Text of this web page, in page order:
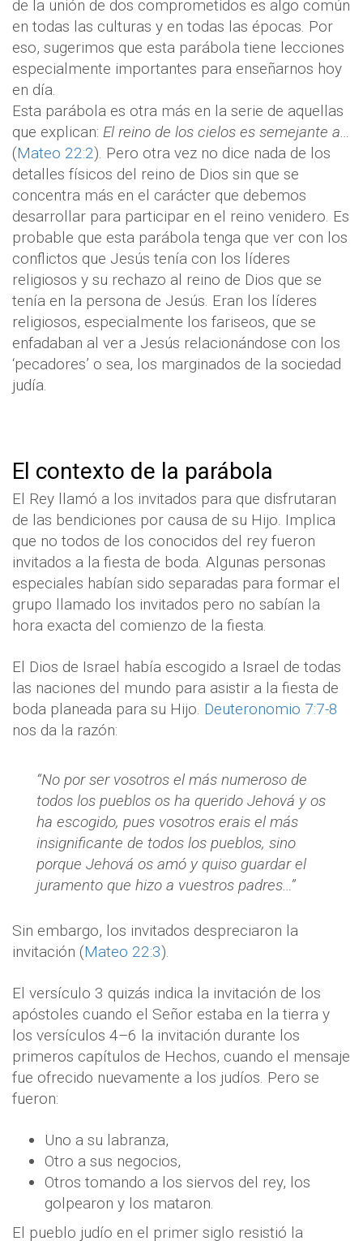
de la unión de dos comprometidos es algo común
en todas las culturas y en todas las épocas. Por
eso, sugerimos que esta parábola tiene lecciones
especialmente importantes para enseñarnos hoy
en día.
Esta parábola es otra más en la serie de aquellas
que explican: El reino de los cielos es semejante a…
(Mateo 22:2). Pero otra vez no dice nada de los
detalles físicos del reino de Dios sin que se
concentra más en el carácter que debemos
desarrollar para participar en el reino venidero. Es
probable que esta parábola tenga que ver con los
conflictos que Jesús tenía con los líderes
religiosos y su rechazo al reino de Dios que se
tenía en la persona de Jesús. Eran los líderes
religiosos, especialmente los fariseos, que se
enfadaban al ver a Jesús relacionándose con los
‘pecadores’ o sea, los marginados de la sociedad
judía.
El contexto de la parábola
El Rey llamó a los invitados para que disfrutaran
de las bendiciones por causa de su Hijo. Implica
que no todos de los conocidos del rey fueron
invitados a la fiesta de boda. Algunas personas
especiales habían sido separadas para formar el
grupo llamado los invitados pero no sabían la
hora exacta del comienzo de la fiesta.
El Dios de Israel había escogido a Israel de todas
las naciones del mundo para asistir a la fiesta de
boda planeada para su Hijo. Deuteronomio 7:7-8
nos da la razón:
“No por ser vosotros el más numeroso de
todos los pueblos os ha querido Jehová y os
ha escogido, pues vosotros erais el más
insignificante de todos los pueblos, sino
porque Jehová os amó y quiso guardar el
juramento que hizo a vuestros padres…”
Sin embargo, los invitados despreciaron la
invitación (Mateo 22:3).
El versículo 3 quizás indica la invitación de los
apóstoles cuando el Señor estaba en la tierra y
los versículos 4–6 la invitación durante los
primeros capítulos de Hechos, cuando el mensaje
fue ofrecido nuevamente a los judíos. Pero se
fueron:
Uno a su labranza,
Otro a sus negocios,
Otros tomando a los siervos del rey, los
golpearon y los mataron.
El pueblo judío en el primer siglo resistió la